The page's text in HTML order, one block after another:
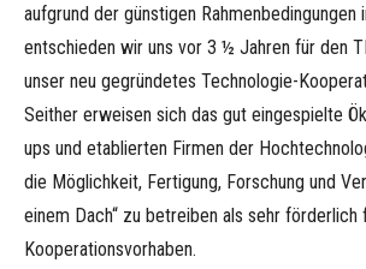
aufgrund der günstigen Rahmenbedingungen
entschieden wir uns vor 3 ½ Jahren für den
unser neu gegründetes Technologie-
Seither erweisen sich das gut eingespielte
ups und etablierten Firmen der
die Möglichkeit, Fertigung, Forschung und
einem Dach“ zu betreiben als sehr förderlich
Kooperationsvorhaben.